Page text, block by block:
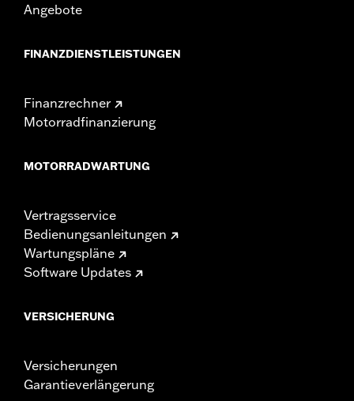
Angebote
FINANZDIENSTLEISTUNGEN
Finanzrechner
Motorradfinanzierung
MOTORRADWARTUNG
Vertragsservice
Bedienungsanleitungen
Wartungspläne
Software Updates
VERSICHERUNG
Versicherungen
Garantieverlängerung